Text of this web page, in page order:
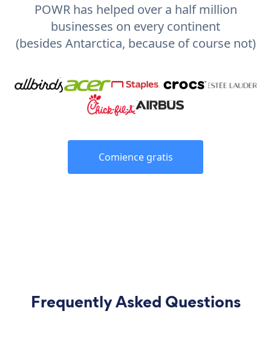
POWR has helped over a half million
businesses on every continent
(besides Antarctica, because of course not)
Comience gratis
Frequently Asked Questions